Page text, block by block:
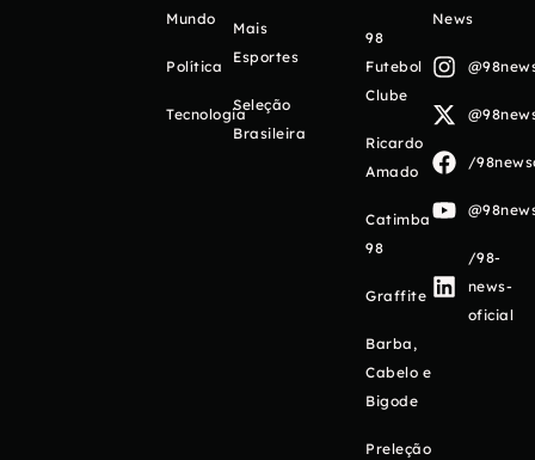
Mundo
Política
Tecnologia
Mais
Esportes
Seleção
Brasileira
98
Futebol
Clube
Ricardo
Amado
Catimba
98
Graffite
Barba,
Cabelo e
Bigode
Preleção
News
/
/98-
news-
oficial